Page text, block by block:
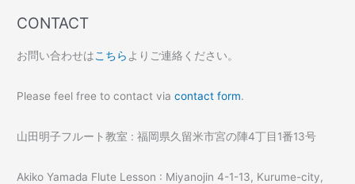
CONTACT
お問い合わせはこちら よりご連絡ください。
Please feel free to contact viacontact form.
山田明子フルート教室 : 福岡県久留米市宮の陣4丁目1番13号
Akiko Yamada Flute Lesson : Miyanojin 4-1-13, Kurume-city,